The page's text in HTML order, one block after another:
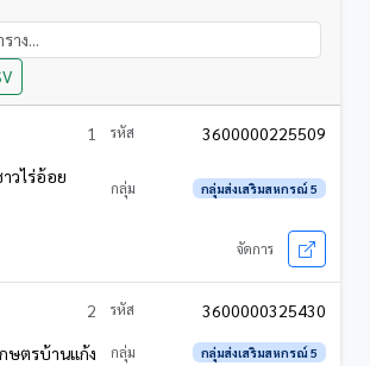
1
3600000225509
วไร่อ้อย
กลุ่มส่งเสริมสหกรณ์ 5
2
3600000325430
ษตรบ้านแก้ง
กลุ่มส่งเสริมสหกรณ์ 5